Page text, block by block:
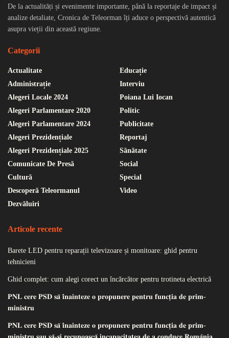
De la actualități și evenimente importante, până la reportaje de impact și
analize detaliate, Cronica de Teleorman îți aduce o perspectivă autentică
asupra vieții din această regiune.
Categorii
Actualitate
Administrație
Alegeri Locale 2024
Alegeri Parlamentare 2020
Alegeri Parlamentare 2024
Alegeri Prezidențiale
Alegeri Prezidențiale 2025
Comunicate De Presă
Cultură
Descoperă Teleormanul
Dezvăluiri
Educație
Interviu
Poiana Lui Iocan
Politic
Publicitate
Reportaj
Sănătate
Social
Special
Video
Articole recente
Barete LED pentru reparații televizoare și monitoare: ghid pentru
tehnicieni
Ghid complet: cum alegi corect un încărcător pentru trotineta electrică
𝐏𝐍𝐋 𝐜𝐞𝐫𝐞 𝐏𝐒𝐃 𝐬𝐚̆ 𝐢̂𝐧𝐚𝐢𝐧𝐭𝐞𝐳𝐞 𝐨 𝐩𝐫𝐨𝐩𝐮𝐧𝐞𝐫𝐞 𝐩𝐞𝐧𝐭𝐫𝐮 𝐟𝐮𝐧𝐜𝐭̦𝐢𝐚 𝐝𝐞 𝐩𝐫𝐢𝐦-
𝐦𝐢𝐧𝐢𝐬𝐭𝐫𝐮
𝐏𝐍𝐋 𝐜𝐞𝐫𝐞 𝐏𝐒𝐃 𝐬𝐚̆ 𝐢̂𝐧𝐚𝐢𝐧𝐭𝐞𝐳𝐞 𝐨 𝐩𝐫𝐨𝐩𝐮𝐧𝐞𝐫𝐞 𝐩𝐞𝐧𝐭𝐫𝐮 𝐟𝐮𝐧𝐜𝐭̦𝐢𝐚 𝐝𝐞 𝐩𝐫𝐢𝐦-